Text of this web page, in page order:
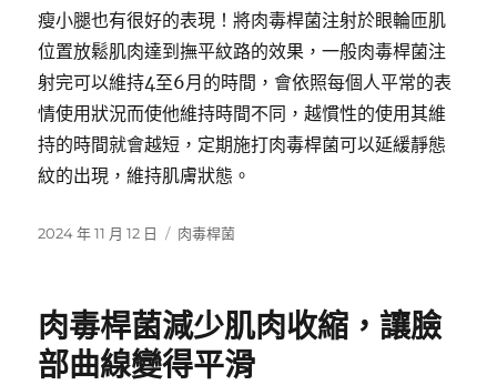
瘦小腿也有很好的表現！將肉毒桿菌注射於眼輪匝肌
位置放鬆肌肉達到撫平紋路的效果，一般肉毒桿菌注
射完可以維持4至6月的時間，會依照每個人平常的表
情使用狀況而使他維持時間不同，越慣性的使用其維
持的時間就會越短，定期施打肉毒桿菌可以延緩靜態
紋的出現，維持肌膚狀態。
發
2024 年 11 月 12 日
分
肉毒桿菌
肉毒桿菌減少肌肉收縮，讓臉
部曲線變得平滑